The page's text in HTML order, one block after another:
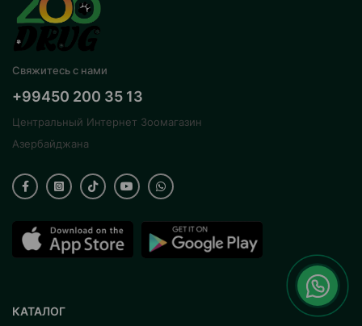
Свяжитесь с нами
+99450 200 35 13
Центральный Интернет Зоомагазин
Азербайджана
КАТАЛОГ